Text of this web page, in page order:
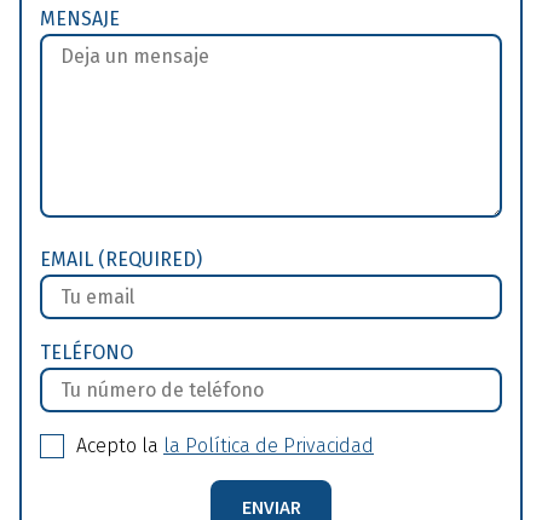
MENSAJE
EMAIL (REQUIRED)
TELÉFONO
Acepto la la Política de Privacidad
ENVIAR